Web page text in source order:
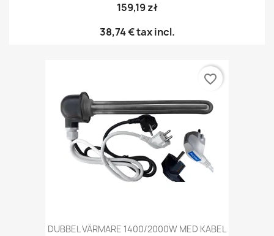
159,19 zł
38,74 €tax incl.
DUBBEL VÄRMARE 1400/2000W MED KABEL
favorite_border